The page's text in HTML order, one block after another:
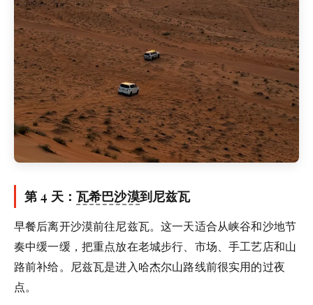
第 4 天： 瓦希巴沙漠到尼兹瓦
早餐后离开沙漠前往尼兹瓦。这一天适合从峡谷和沙地节
奏中缓一缓，把重点放在老城步行、市场、手工艺店和山
路前补给。尼兹瓦是进入哈杰尔山路线前很实用的过夜
点。